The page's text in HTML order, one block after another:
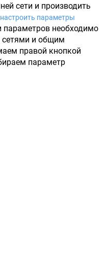
сети и производить
настроить параметры
параметров необходимо
сетями и общим
правой кнопкой
параметр